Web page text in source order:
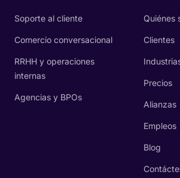
Soporte al cliente
Comercio conversacional
RRHH y operaciones
internas
Agencias y BPOs
Quiénes
Clientes
Precios
Alianzas
Empleos
Blog